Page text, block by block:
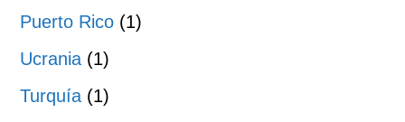
Puerto Rico (1)
Ucrania (1)
Turquía (1)